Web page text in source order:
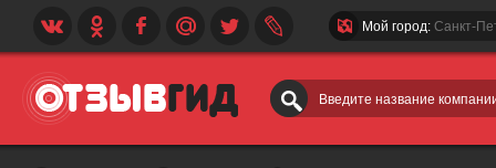
Введите название
Мой город: Санкт-